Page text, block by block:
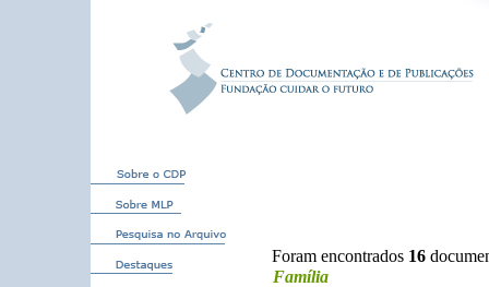
Foram encontrados 16
Família